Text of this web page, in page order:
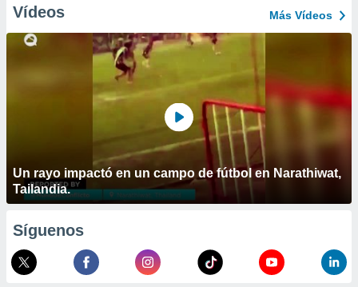
Vídeos Más Vídeos
Un rayo impactó en un campo de fútbol en Narathiwat,
Tailandia.
Síguenos